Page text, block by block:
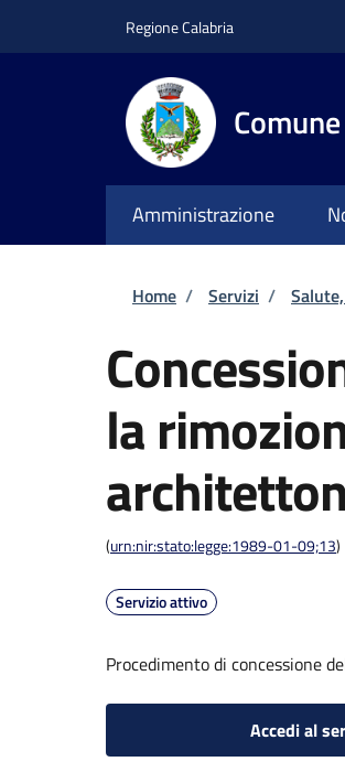
Regione Calabria
Amministrazione
Briciole di
Home / Servizi /
la
(urn:nir:stato:legge:1989-01-09;13)
Servizio attivo
Procedimento di concessione
Accedi al